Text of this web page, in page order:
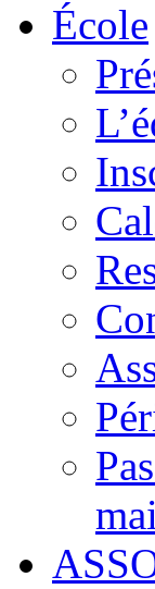
École